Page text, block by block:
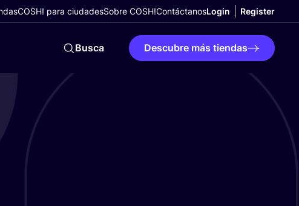
COSH! para ciudadesSobre COSH!ContáctanosLogin Register
Busca Descubre más tiendas